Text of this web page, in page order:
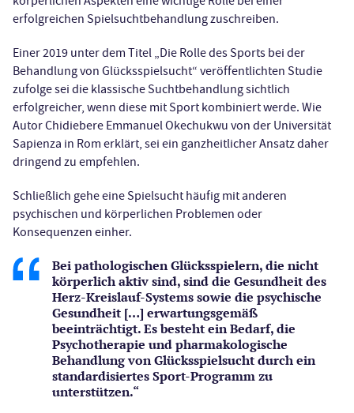
erfolgreichen Spielsuchtbehandlung zuschreiben.
Einer 2019 unter dem Titel „Die Rolle des Sports bei der
Behandlung von Glücksspielsucht“ veröffentlichten Studie
zufolge sei die klassische Suchtbehandlung sichtlich
erfolgreicher, wenn diese mit Sport kombiniert werde. Wie
Autor Chidiebere Emmanuel Okechukwu von der Universität
Sapienza in Rom erklärt, sei ein ganzheitlicher Ansatz daher
dringend zu empfehlen.
Schließlich gehe eine Spielsucht häufig mit anderen
psychischen und körperlichen Problemen oder
Konsequenzen einher.
Bei pathologischen Glücksspielern, die nicht
körperlich aktiv sind, sind die Gesundheit des
Herz-Kreislauf-Systems sowie die psychische
Gesundheit […] erwartungsgemäß
beeinträchtigt. Es besteht ein Bedarf, die
Psychotherapie und pharmakologische
Behandlung von Glücksspielsucht durch ein
standardisiertes Sport-Programm zu
unterstützen.“